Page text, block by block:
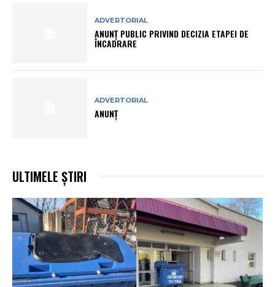
ADVERTORIAL
ANUNŢ PUBLIC PRIVIND DECIZIA ETAPEI DE
ÎNCADRARE
ADVERTORIAL
ANUNȚ
ULTIMELE ȘTIRI